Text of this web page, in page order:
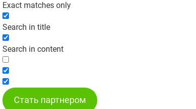
Exact matches only
Search in title
Search in content
Стать партнером